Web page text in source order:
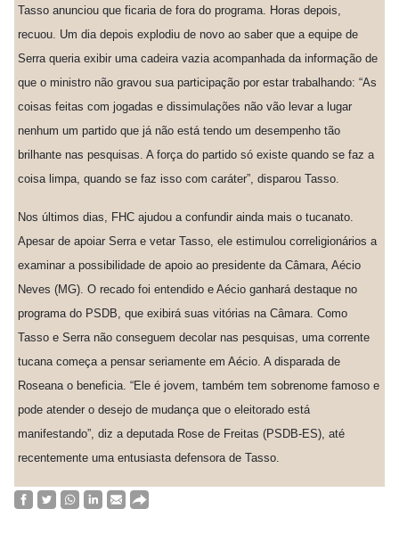
Tasso anunciou que ficaria de fora do programa. Horas depois,
recuou. Um dia depois explodiu de novo ao saber que a equipe de
Serra queria exibir uma cadeira vazia acompanhada da informação de
que o ministro não gravou sua participação por estar trabalhando: “As
coisas feitas com jogadas e dissimulações não vão levar a lugar
nenhum um partido que já não está tendo um desempenho tão
brilhante nas pesquisas. A força do partido só existe quando se faz a
coisa limpa, quando se faz isso com caráter”, disparou Tasso.
Nos últimos dias, FHC ajudou a confundir ainda mais o tucanato.
Apesar de apoiar Serra e vetar Tasso, ele estimulou correligionários a
examinar a possibilidade de apoio ao presidente da Câmara, Aécio
Neves (MG). O recado foi entendido e Aécio ganhará destaque no
programa do PSDB, que exibirá suas vitórias na Câmara. Como
Tasso e Serra não conseguem decolar nas pesquisas, uma corrente
tucana começa a pensar seriamente em Aécio. A disparada de
Roseana o beneficia. “Ele é jovem, também tem sobrenome famoso e
pode atender o desejo de mudança que o eleitorado está
manifestando”, diz a deputada Rose de Freitas (PSDB-ES), até
recentemente uma entusiasta defensora de Tasso.